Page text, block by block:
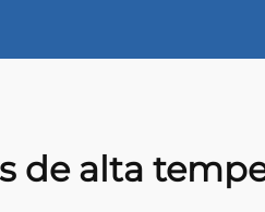
de alta